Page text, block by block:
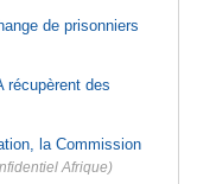
de prisonniers
récupèrent des
la Commission
Afrique)